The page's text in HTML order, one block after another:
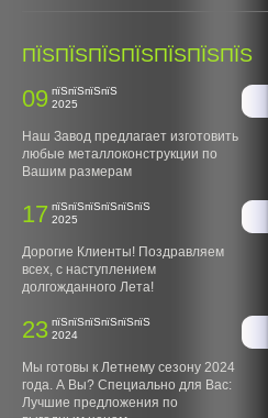
ПЇЅПЇЅПЇЅПЇЅПЇЅПЇЅПЇЅ
09 пїЅпїЅпїЅпїЅ
2025
Наш Завод предлагает изготовить
любые металлоконструкции по
Вашим размерам
17 пїЅпїЅпїЅпїЅпїЅпїЅ
2025
Дорогие Клиенты! Поздравляем
всех, с наступлением
долгожданного Лета!
23 пїЅпїЅпїЅпїЅпїЅпїЅ
2024
Мы готовы к Летнему сезону 2024
года. А Вы? Специально для Вас:
Лучшие предложения по